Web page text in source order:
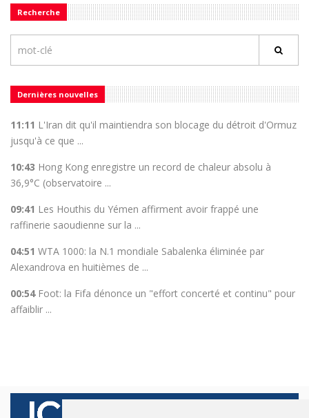
Recherche
Dernières nouvelles
11:11 L'Iran dit qu'il maintiendra son blocage du détroit d'Ormuz
jusqu'à ce que ...
10:43 Hong Kong enregistre un record de chaleur absolu à
36,9°C (observatoire ...
09:41 Les Houthis du Yémen affirment avoir frappé une
raffinerie saoudienne sur la ...
04:51 WTA 1000: la N.1 mondiale Sabalenka éliminée par
Alexandrova en huitièmes de ...
00:54 Foot: la Fifa dénonce un "effort concerté et continu" pour
affaiblir ...